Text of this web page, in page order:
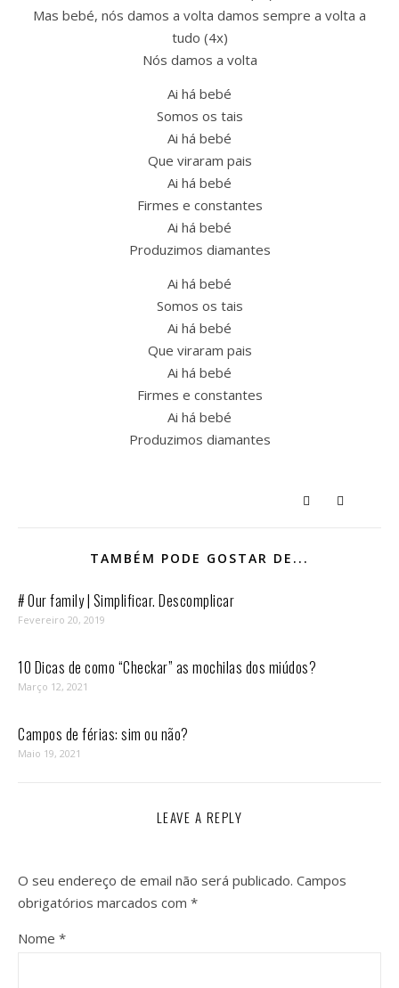
Mas bebé, nós damos a volta damos sempre a volta a
tudo (4x)
Nós damos a volta
Ai há bebé
Somos os tais
Ai há bebé
Que viraram pais
Ai há bebé
Firmes e constantes
Ai há bebé
Produzimos diamantes
Ai há bebé
Somos os tais
Ai há bebé
Que viraram pais
Ai há bebé
Firmes e constantes
Ai há bebé
Produzimos diamantes
TAMBÉM PODE GOSTAR DE...
# Our family | Simplificar. Descomplicar
Fevereiro 20, 2019
10 Dicas de como “Checkar” as mochilas dos miúdos?
Março 12, 2021
Campos de férias: sim ou não?
Maio 19, 2021
LEAVE A REPLY
O seu endereço de email não será publicado. Campos
obrigatórios marcados com *
Nome *